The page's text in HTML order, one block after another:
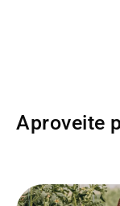
Aproveite